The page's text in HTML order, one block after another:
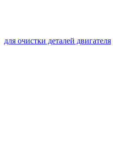
для очистки деталей двигателя